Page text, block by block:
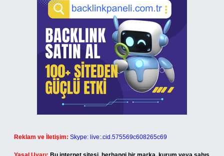
Reklam ve İletişim: Skype: live:.cid.575569c608265c69